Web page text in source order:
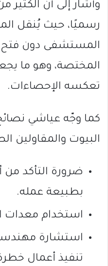
وأشار إلى أن الكثير
رسميًا، حيث يُنقل
المستشفى دون
المختصة، وهو ما
تعكسه الإحصاءات.
كما وجّه عياشي
البيوت والمقاولين
ضرورة التأكد من
بطبيعة عمله.
استخدام معدات
استشارة
تنفيذ أعمال